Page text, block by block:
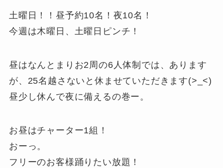
土曜日！！昼予約10名！夜10名！
今週は木曜日、土曜日ピンチ！
昼はなんとまりお2周の6人体制では、あります
が、25名越さないと休ませていただきます(>_<)
昼少し休んで夜に備えるの巻ー。
お昼はチャーター1組！
おーっ。
フリーのお客様踊りたい放題！